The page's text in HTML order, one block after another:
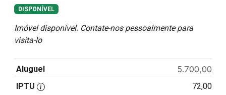
DISPONÍVEL
Imóvel disponível. Contate-nos pessoalmente para
visita-lo
Aluguel 5.700,00
IPTU 72,00